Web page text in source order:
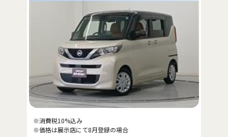
※消費税10%込み
※価格は展示店にて8月登録の場合